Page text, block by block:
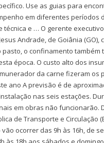
Use as guias para
em diferentes períodos
técnica e … O gerente
Andrade, de Goiânia (GO),
pasto, o confinamento também
época. O custo alto dos
da carne fizeram os
ano A previsão é de
nas seis estações.
em obras não funcionarão.
de Transporte e Circulação
ocorrer das 9h às 16h, de